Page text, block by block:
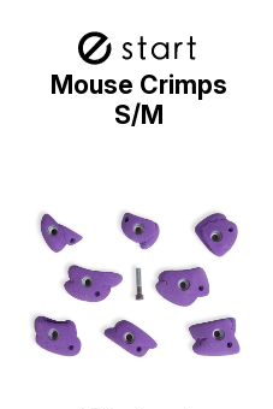
Mouse Crimps
S/M